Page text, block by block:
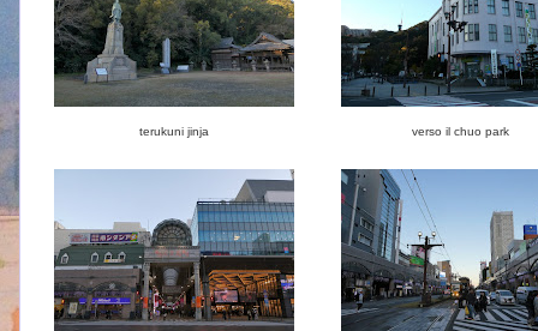
terukuni jinja verso il chuo park